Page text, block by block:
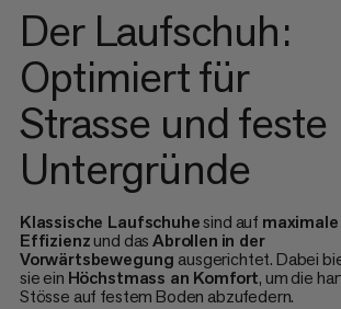
Der Laufschuh:
Optimiert für
Strasse und feste
Untergründe
Klassische Laufschuhesind auf maximale
Effizienzund dasAbrollen in der
Vorwärtsbewegung ausgerichtet. Dabei
sie ein Höchstmass an Komfort, um die
Stösse auf festem Boden abzufedern.